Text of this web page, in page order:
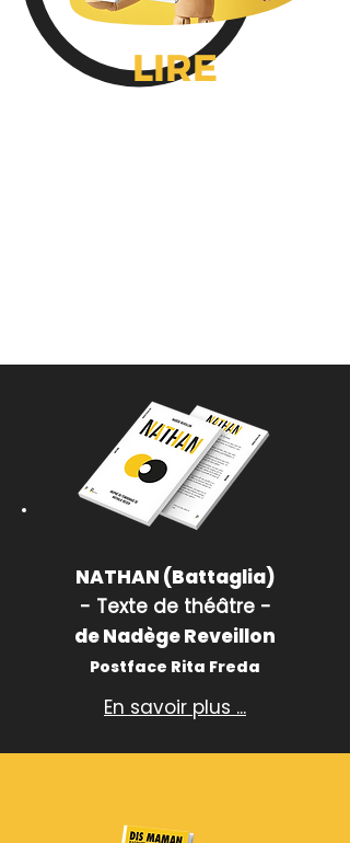
LIRE
NATHAN (Battaglia)
- Texte de théâtre -
de Nadège Reveillon
Postface Rita Freda
En savoir plus ...